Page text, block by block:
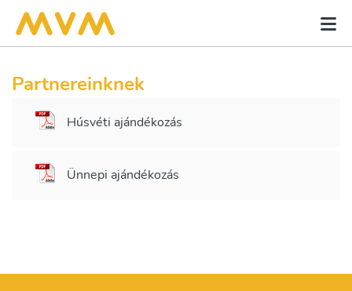
Partnereinknek
Húsvéti ajándékozás
Ünnepi ajándékozás